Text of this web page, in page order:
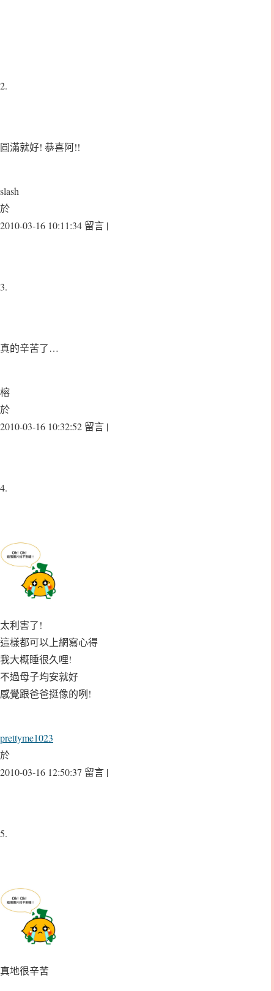
2.
圓滿就好! 恭喜阿!!
slash
於
2010-03-16 10:11:34 留言 |
3.
真的辛苦了…
榕
於
2010-03-16 10:32:52 留言 |
4.
太利害了!
這樣都可以上網寫心得
我大概睡很久哩!
不過母子均安就好
感覺跟爸爸挺像的咧!
prettyme1023
於
2010-03-16 12:50:37 留言 |
5.
真地很辛苦